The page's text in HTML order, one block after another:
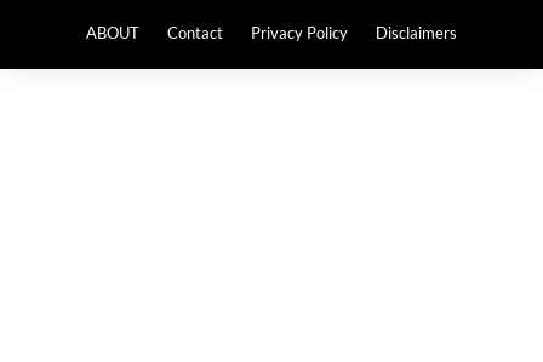
ABOUT Contact Privacy Policy Disclaimers